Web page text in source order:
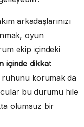
arkadaşlarınızı
oyun
ekip içindeki
içinde dikkat
ruhunu korumak da
bu durumu hile
olumsuz bir